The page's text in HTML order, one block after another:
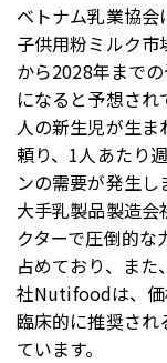
ベトナム乳業協
子供用粉ミルク
から2028年まで
になると予想さ
人の新生児が生
頼り、1人あたり
ンの需要が発生
大手乳製品製造
クターで圧倒的な
占めており、ま
社Nutifoodは、価
臨床的に推奨され
ています。